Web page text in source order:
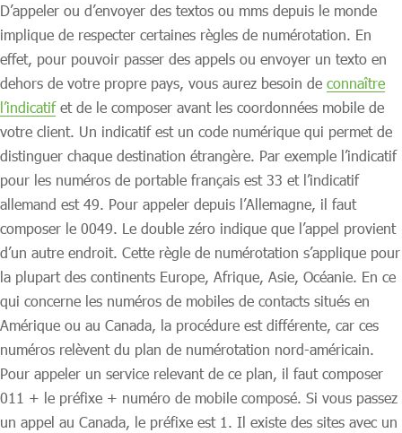
D’appeler ou d’envoyer des textos ou mms depuis le monde
implique de respecter certaines règles de numérotation. En
effet, pour pouvoir passer des appels ou envoyer un texto en
dehors de votre propre pays, vous aurez besoin de connaître
l’indicatifet de le composer avant les coordonnées mobile de
votre client. Un indicatif est un code numérique qui permet de
distinguer chaque destination étrangère. Par exemple l’indicatif
pour les numéros de portable français est 33 et l’indicatif
allemand est 49. Pour appeler depuis l’Allemagne, il faut
composer le 0049. Le double zéro indique que l’appel provient
d’un autre endroit. Cette règle de numérotation s’applique pour
la plupart des continents Europe, Afrique, Asie, Océanie. En ce
qui concerne les numéros de mobiles de contacts situés en
Amérique ou au Canada, la procédure est différente, car ces
numéros relèvent du plan de numérotation nord-américain.
Pour appeler un service relevant de ce plan, il faut composer
011 + le préfixe + numéro de mobile composé. Si vous passez
un appel au Canada, le préfixe est 1. Il existe des sites avec un